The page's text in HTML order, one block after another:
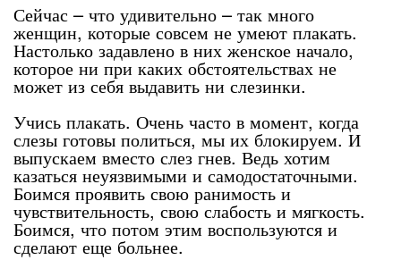
Сейчас – что удивительно – так много
женщин, которые совсем не умеют плакать.
Настолько задавлено в них женское начало,
которое ни при каких обстоятельствах не
может из себя выдавить ни слезинки.
Учись плакать. Очень часто в момент, когда
слезы готовы политься, мы их блокируем. И
выпускаем вместо слез гнев. Ведь хотим
казаться неуязвимыми и самодостаточными.
Боимся проявить свою ранимость и
чувствительность, свою слабость и мягкость.
Боимся, что потом этим воспользуются и
сделают еще больнее.